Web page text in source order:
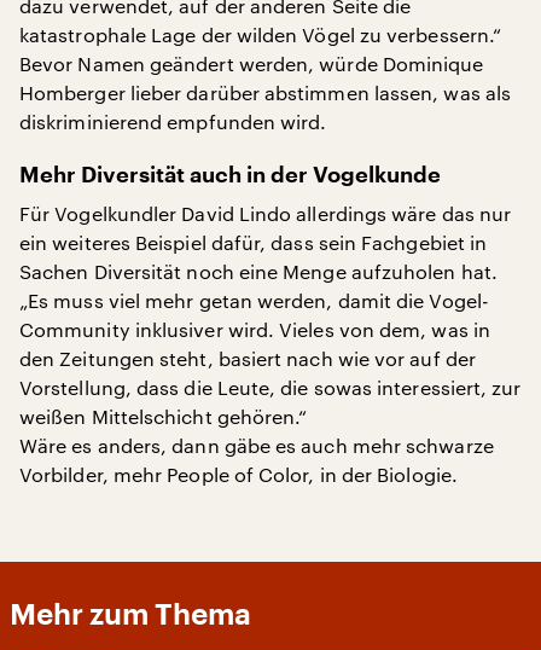
dazu verwendet, auf der anderen Seite die
katastrophale Lage der wilden Vögel zu verbessern.“
Bevor Namen geändert werden, würde Dominique
Homberger lieber darüber abstimmen lassen, was als
diskriminierend empfunden wird.
Mehr Diversität auch in der Vogelkunde
Für Vogelkundler David Lindo allerdings wäre das nur
ein weiteres Beispiel dafür, dass sein Fachgebiet in
Sachen Diversität noch eine Menge aufzuholen hat.
„Es muss viel mehr getan werden, damit die Vogel-
Community inklusiver wird. Vieles von dem, was in
den Zeitungen steht, basiert nach wie vor auf der
Vorstellung, dass die Leute, die sowas interessiert, zur
weißen Mittelschicht gehören.“
Wäre es anders, dann gäbe es auch mehr schwarze
Vorbilder, mehr People of Color, in der Biologie.
Mehr zum Thema